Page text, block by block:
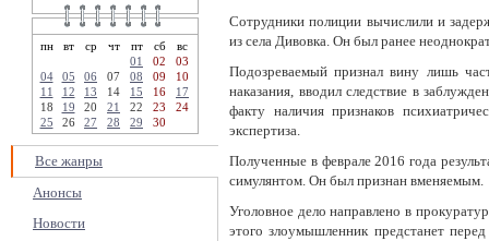
пн вт ср чт пт сб
вс
01
02
03
04
05 06 07 08 09
10
11
12 13 14 15 16
17
18
19 20 21 22 23
24
25
26 27 28 29 30
Все жанры
Анонсы
Новости
Сотрудники полиции вычислили и
из села Дивовка. Он был ранее
Подозреваемый признал вину лишь
наказания, вводил следствие в
факту наличия признаков
экспертиза.
Полученные в феврале 2016 года
симулянтом. Он был признан вменяемым.
Уголовное дело направлено в
этого злоумышленник предстанет